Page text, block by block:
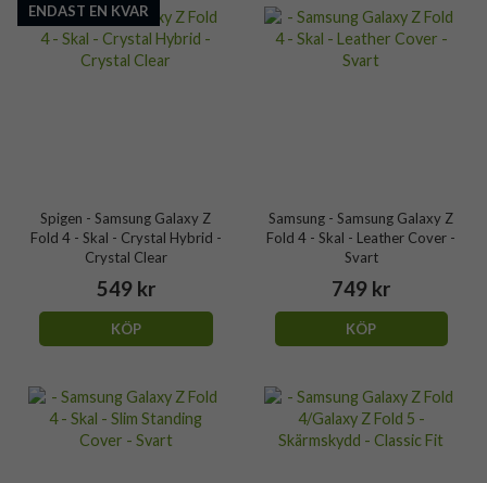
ENDAST EN KVAR
Spigen - Samsung Galaxy Z
Fold 4 - Skal - Crystal Hybrid -
Crystal Clear
549 kr
KÖP
Samsung - Samsung Galaxy Z
Fold 4 - Skal - Leather Cover -
Svart
749 kr
KÖP